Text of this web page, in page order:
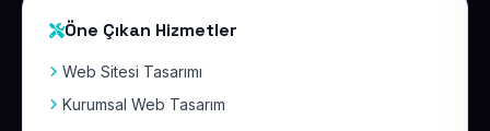
Öne Çıkan Hizmetler
Web Sitesi Tasarımı
Kurumsal Web Tasarım